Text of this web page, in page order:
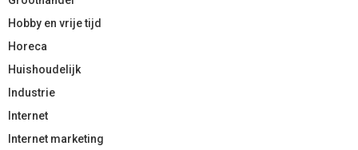
Hobby en vrije tijd
Horeca
Huishoudelijk
Industrie
Internet
Internet marketing